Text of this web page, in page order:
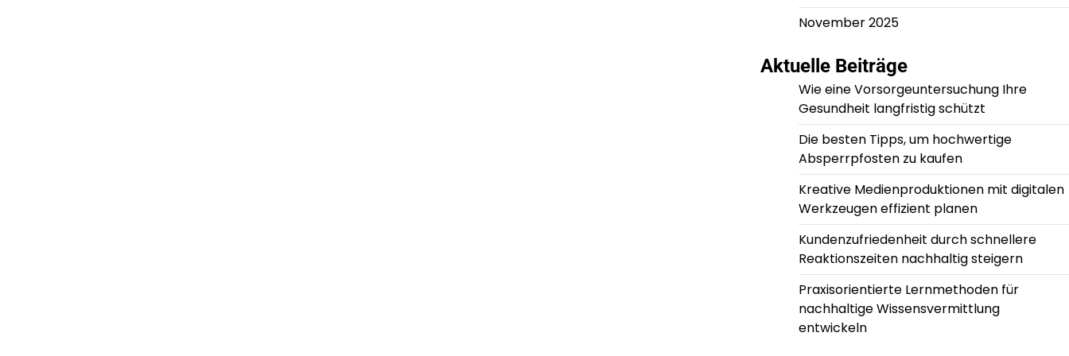
November 2025
Aktuelle Beiträge
Wie eine Vorsorgeuntersuchung Ihre
Gesundheit langfristig schützt
Die besten Tipps, um hochwertige
Absperrpfosten zu kaufen
Kreative Medienproduktionen mit digitalen
Werkzeugen effizient planen
Kundenzufriedenheit durch schnellere
Reaktionszeiten nachhaltig steigern
Praxisorientierte Lernmethoden für
nachhaltige Wissensvermittlung
entwickeln